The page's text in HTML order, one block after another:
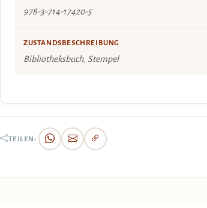
978-3-714-17420-5
ZUSTANDSBESCHREIBUNG
Bibliotheksbuch, Stempel
TEILEN: